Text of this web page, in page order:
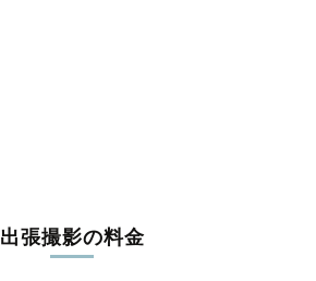
出張撮影の料金